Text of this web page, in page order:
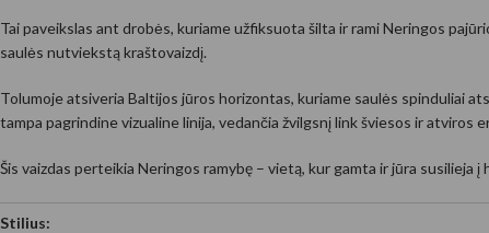
Tai paveikslas ant drobės, kuriame užfiksuota šilta ir rami Neringos
saulės nutviekstą kraštovaizdį.
Tolumoje atsiveria Baltijos jūros horizontas, kuriame saulės spinduliai
tampa pagrindine vizualine linija, vedančia žvilgsnį link šviesos ir atviros
Šis vaizdas perteikia Neringos ramybę – vietą, kur gamta ir jūra susilieja į
Stilius: